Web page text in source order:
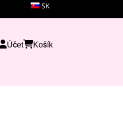
SK
Účet Košík